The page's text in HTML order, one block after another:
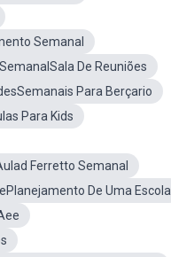
Semanal
De Reuniões
Para Berçario
Para Kids
Ferretto Semanal
De Uma Escola